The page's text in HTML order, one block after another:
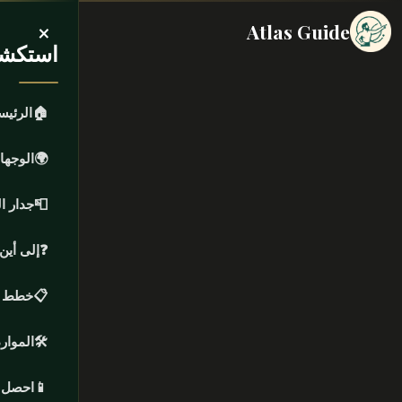
Atlas Guide
×
🏠
🌍
📮جدار
❓إلى
📋خطط
🛠️
📱احصل